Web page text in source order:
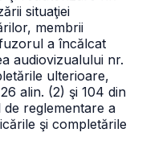
situaţiei
membrii
a încălcat
audiovizualului nr.
ulterioare,
alin. (2) şi 104 din
de reglementare a
şi completările